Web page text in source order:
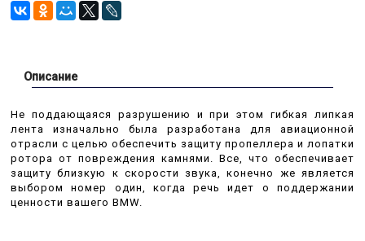
Описание
Не поддающаяся разрушению и при этом гибкая липкая
лента изначально была разработана для авиационной
отрасли с целью обеспечить защиту пропеллера и лопатки
ротора от повреждения камнями. Все, что обеспечивает
защиту близкую к скорости звука, конечно же является
выбором номер один, когда речь идет о поддержании
ценности вашего BMW.